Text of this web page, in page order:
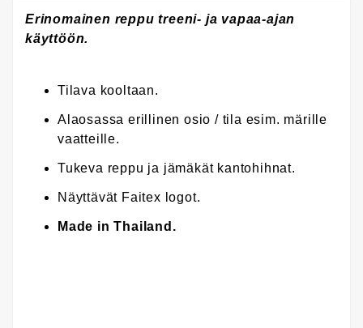
Erinomainen reppu treeni- ja vapaa-ajan
käyttöön.
Tilava kooltaan.
Alaosassa erillinen osio / tila esim. märille
vaatteille.
Tukeva reppu ja jämäkät kantohihnat.
Näyttävät Faitex logot.
Made in Thailand.